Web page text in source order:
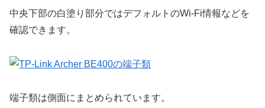
中央下部の白塗り部分ではデフォルトのWi-Fi情報などを
確認できます。
端子類は側面にまとめられています。